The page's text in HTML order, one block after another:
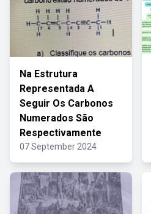
Na Estrutura
Representada A
Seguir Os Carbonos
Numerados São
Respectivamente
07 September 2024